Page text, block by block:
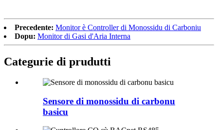
Precedente: Monitor è Controller di Monossidu di Carboniu
Dopu: Monitor di Gasi d'Aria Interna
Categurie di prudutti
Sensore di monossidu di carbonu
basicu